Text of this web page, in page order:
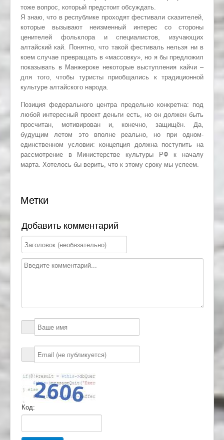
тоже вопрос, который предстоит обсуждать.
Я знаю, что в республике проходят фестивали сказителей,
которые вызывают неизменный интерес со стороны
ценителей фольклора и специалистов, изучающих
алтайский кай. Понятно, что такой фестиваль нельзя ни в
коем случае превращать в «массовку», но я бы предложил
показывать в Манжероке некоторые выступления кайчи –
для того, чтобы туристы приобщались к традиционной
культуре алтайского народа.
Позиция федерального центра предельно конкретна: под
любой интересный проект деньги есть, но он должен быть
просчитан, мотивирован и, конечно, защищён. Да,
будущим летом это вполне реально, но при одном-
единственном условии: концепция должна поступить на
рассмотрение в Министерстве культуры РФ к началу
марта. Хотелось бы верить, что к этому сроку мы успеем.
Метки
Добавить комментарий
Код: